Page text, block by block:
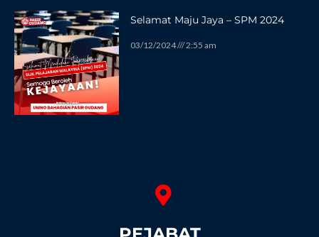
Selamat Maju Jaya – SPM 2024
03/12/2024 2:55 am